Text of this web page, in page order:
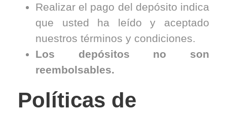
Realizar el pago del depósito indica
que usted ha leído y aceptado
nuestros términos y condiciones.
Los depósitos no son
reembolsables.
Políticas de